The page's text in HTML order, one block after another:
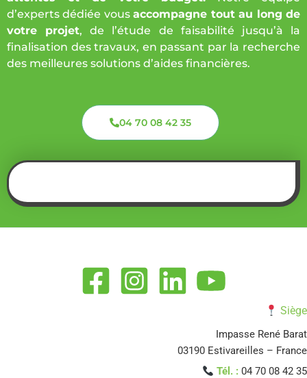
d’experts dédiée vousaccompagne tout au long de
votre projet, de l’étude de faisabilité jusqu’à la
finalisation des travaux, en passant par la recherche
des meilleures solutions d’aides financières.
04 70 08 42 35
Siège
Impasse René Barat
03190 Estivareilles – France
Tél. : 04 70 08 42 35